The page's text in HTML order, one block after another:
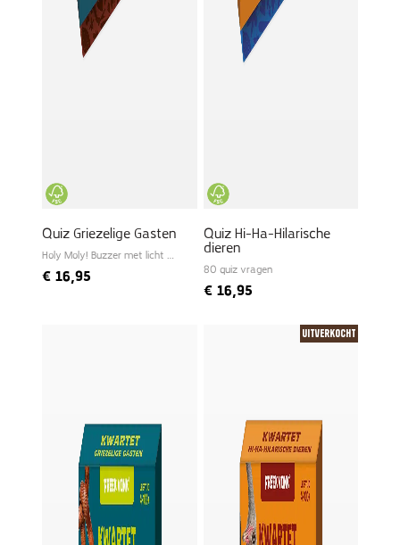
Quiz Griezelige Gasten
Holy Moly! Buzzer met licht en
€ 16,95
Quiz Hi-Ha-Hilarische
dieren
80 quiz vragen
€16,95
Uitverkocht